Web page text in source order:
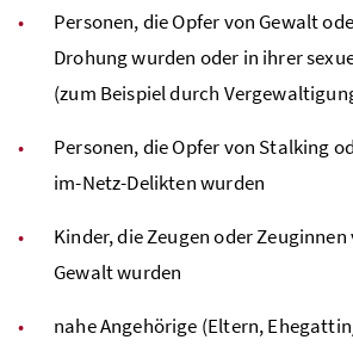
Personen, die Opfer von Gewalt
Drohung wurden oder in ihrer
(zum Beispiel durch
Personen, die Opfer von Stalking
im-Netz-Delikten wurden
Kinder, die Zeugen oder
Gewalt wurden
nahe Angehörige (Eltern,